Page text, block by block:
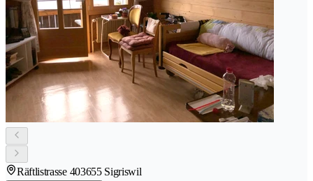
Räftlistrasse 403655 Sigriswil